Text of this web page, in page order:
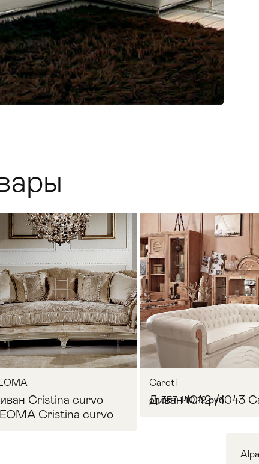
Мебель для ванных комнат
Cristina curvo
Cristina curvo
Caroti
Диван 1042 /1043
от 357 140,12 руб